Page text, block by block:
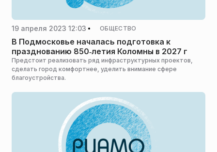
19 апреля 2023 12:03 ОБЩЕСТВО
В Подмосковье началась подготовка к
празднованию 850‑летия Коломны в 2027 г
Предстоит реализовать ряд инфраструктурных проектов,
сделать город комфортнее, уделить внимание сфере
благоустройства.